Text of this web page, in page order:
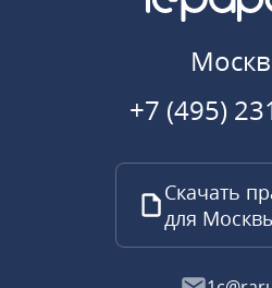
+7 (495)
Скачать
для